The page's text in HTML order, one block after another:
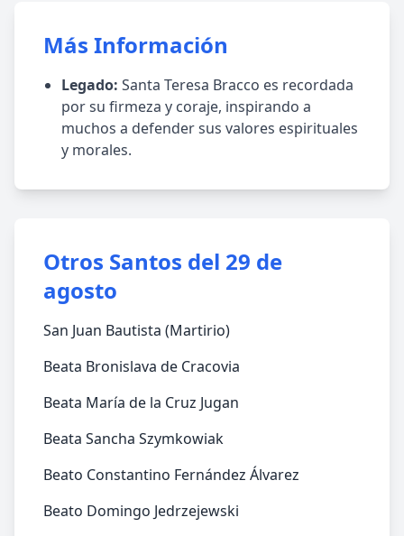
Más Información
Legado: Santa Teresa Bracco es recordada
por su firmeza y coraje, inspirando a
muchos a defender sus valores espirituales
y morales.
Otros Santos del 29 de
agosto
San Juan Bautista (Martirio)
Beata Bronislava de Cracovia
Beata María de la Cruz Jugan
Beata Sancha Szymkowiak
Beato Constantino Fernández Álvarez
Beato Domingo Jedrzejewski